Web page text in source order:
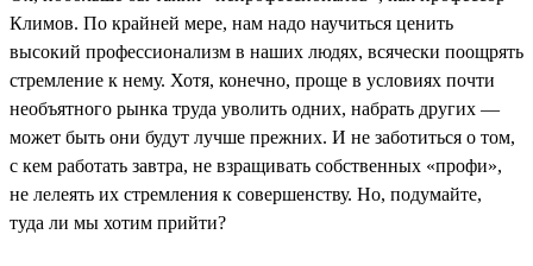
Климов. По крайней мере, нам надо научиться ценить
высокий профессионализм в наших людях, всячески поощрять
стремление к нему. Хотя, конечно, проще в условиях почти
необъятного рынка труда уволить одних, набрать других —
может быть они будут лучше прежних. И не заботиться о том,
с кем работать завтра, не взращивать собственных «профи»,
не лелеять их стремления к совершенству. Но, подумайте,
туда ли мы хотим прийти?